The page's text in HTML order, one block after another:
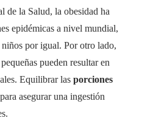
de la Salud, la obesidad ha
epidémicas a nivel mundial,
por igual. Por otro lado,
pueden resultar en
Equilibrar las porciones
asegurar una ingestión